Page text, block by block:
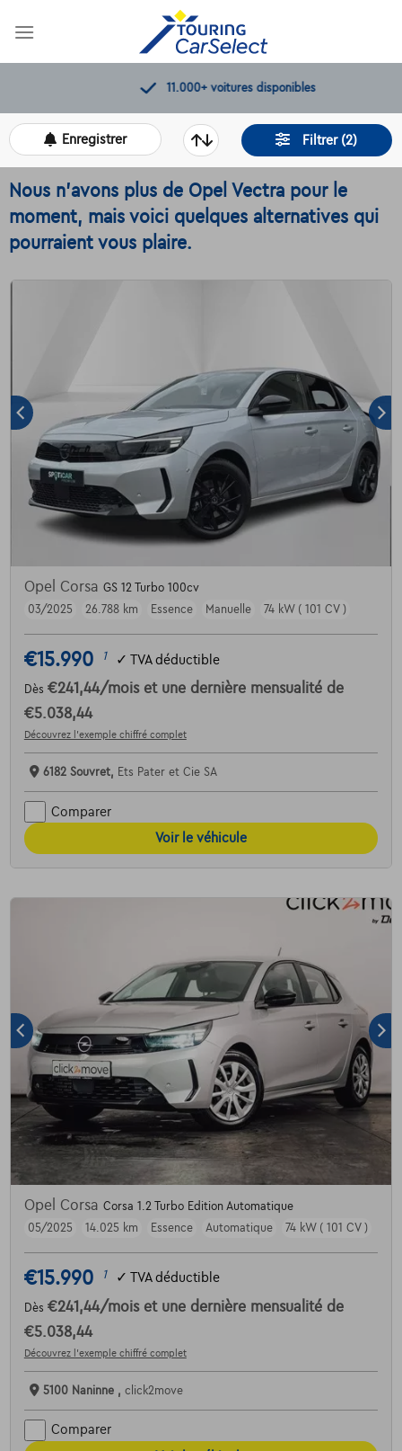
11.000+voitures disponibles
Filtrer (2)
Enregistrer
Nous n'avons plus de Opel Vectra pour le
moment, mais voici quelques alternatives qui
pourraient vous plaire.
Opel Corsa GS 12 Turbo 100cv
03/2025
26.788 km Essence Manuelle 74 kW ( 101 CV )
€15.990 1 ✓ TVA déductible
Dès €241,44/mois et une dernière mensualité de
€5.038,44
Découvrez l’exemple chiffré complet
6182 Souvret, Ets Pater et Cie SA
Comparer
Voir le véhicule
Opel Corsa Corsa 1.2 Turbo Edition Automatique
05/2025
14.025 km Essence Automatique 74 kW ( 101 CV )
€15.990 1 ✓ TVA déductible
Dès €241,44/mois et une dernière mensualité de
€5.038,44
Découvrez l’exemple chiffré complet
5100 Naninne , click2move
Comparer